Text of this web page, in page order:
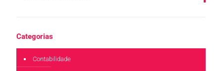
Categorias
Contabilidade